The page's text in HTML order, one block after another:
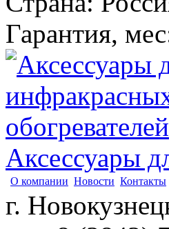
Гарантия, мес
Аксессуары
О компании Новости Контакты
г.